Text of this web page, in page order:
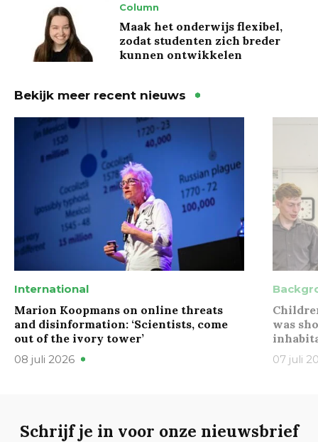
Column
Maak het onderwijs flexibel,
zodat studenten zich breder
kunnen ontwikkelen
Bekijk meer recent nieuws
International
Marion Koopmans on online threats
and disinformation: ‘Scientists, come
out of the ivory tower’
08 juli 2026
was
07 juli
Schrijf je in voor onze nieuwsbrief